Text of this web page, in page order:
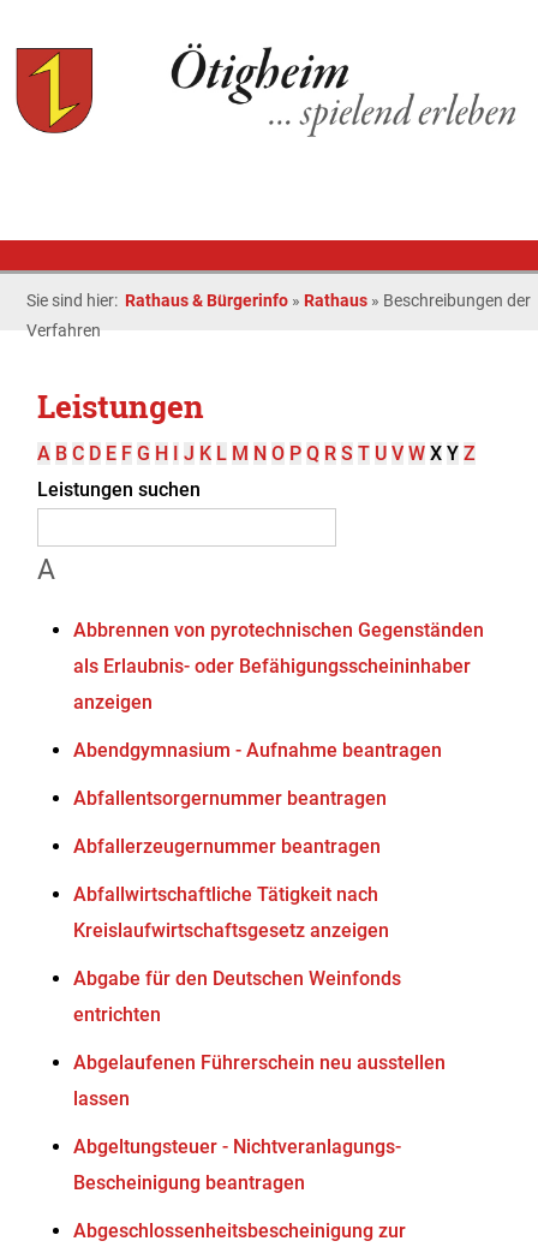
Sie sind hier: Rathaus & Bürgerinfo » Rathaus » Beschreibungen der
Verfahren
Leistungen
A B C D E F G H I J K L M N O P Q R S T U V W X Y Z
Leistungen suchen
A
Abbrennen von pyrotechnischen Gegenständen
als Erlaubnis- oder Befähigungsscheininhaber
anzeigen
Abendgymnasium - Aufnahme beantragen
Abfallentsorgernummer beantragen
Abfallerzeugernummer beantragen
Abfallwirtschaftliche Tätigkeit nach
Kreislaufwirtschaftsgesetz anzeigen
Abgabe für den Deutschen Weinfonds
entrichten
Abgelaufenen Führerschein neu ausstellen
lassen
Abgeltungsteuer - Nichtveranlagungs-
Bescheinigung beantragen
Abgeschlossenheitsbescheinigung zur